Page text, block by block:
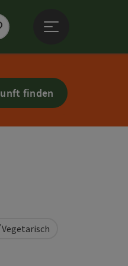
Karte
finden
Vegetarisch